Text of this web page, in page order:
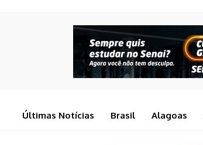
Últimas Notícias Brasil Alagoas